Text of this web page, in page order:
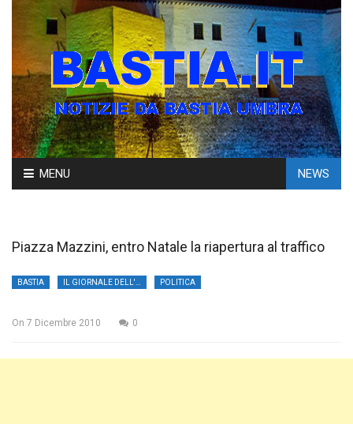
Skip
to
MENU NEWS
Piazza Mazzini, entro Natale la riapertura al traffico
BASTIA POLITICA
On 7 Dicembre 2010 0